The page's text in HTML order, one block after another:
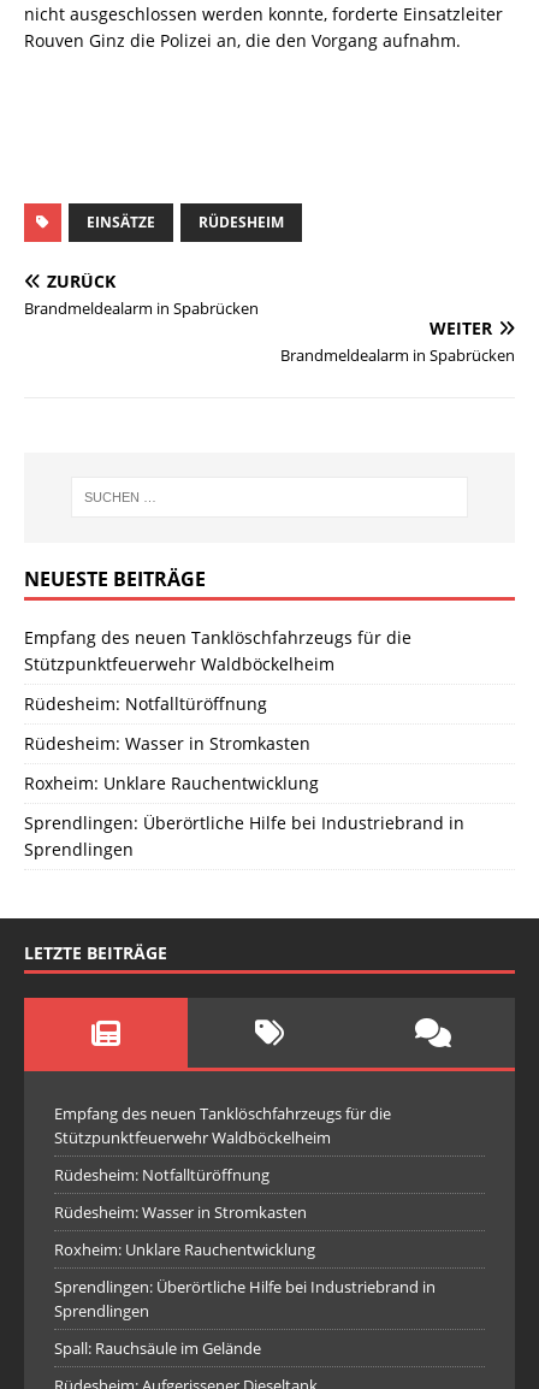
nicht ausgeschlossen werden konnte, forderte Einsatzleiter
Rouven Ginz die Polizei an, die den Vorgang aufnahm.
EINSÄTZE RÜDESHEIM
ZURÜCK
Brandmeldealarm in Spabrücken
WEITER
Brandmeldealarm in Spabrücken
NEUESTE BEITRÄGE
Empfang des neuen Tanklöschfahrzeugs für die
Stützpunktfeuerwehr Waldböckelheim
Rüdesheim: Notfalltüröffnung
Rüdesheim: Wasser in Stromkasten
Roxheim: Unklare Rauchentwicklung
Sprendlingen: Überörtliche Hilfe bei Industriebrand in
Sprendlingen
LETZTE BEITRÄGE
Empfang des neuen Tanklöschfahrzeugs für die
Stützpunktfeuerwehr Waldböckelheim
Rüdesheim: Notfalltüröffnung
Rüdesheim: Wasser in Stromkasten
Roxheim: Unklare Rauchentwicklung
Sprendlingen: Überörtliche Hilfe bei Industriebrand in
Sprendlingen
Spall: Rauchsäule im Gelände